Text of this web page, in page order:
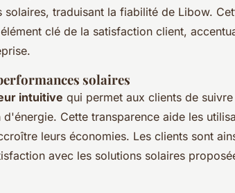
traduisant la fiabilité de Libow.
clé de la satisfaction client,
solaires
intuitive qui permet aux clients de
Cette transparence aide les
leurs économies. Les clients sont
avec les solutions solaires